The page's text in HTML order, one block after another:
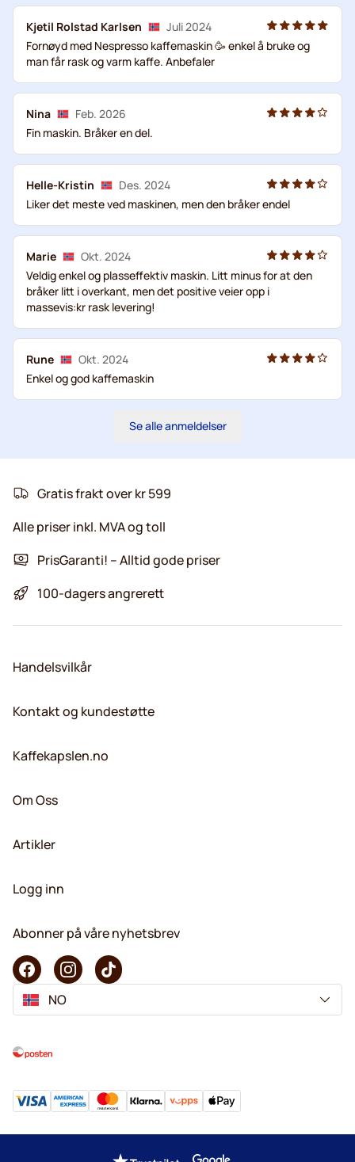
Kjetil Rolstad Karlsen
Juli 2024
Fornøyd med Nespresso kaffemaskin 🥳 enkel å bruke og
man får rask og varm kaffe. Anbefaler
Nina
Feb. 2026
Fin maskin. Bråker en del.
Helle-Kristin
Des. 2024
Liker det meste ved maskinen, men den bråker endel
Marie
Okt. 2024
Veldig enkel og plasseffektiv maskin. Litt minus for at den
bråker litt i overkant, men det positive veier opp i
massevis:kr rask levering!
Rune
Okt. 2024
Enkel og god kaffemaskin
Se alle anmeldelser
Gratis frakt over kr 599
Alle priser inkl. MVA og toll
PrisGaranti! – Alltid gode priser
100-dagers angrerett
Handelsvilkår
Kontakt og kundestøtte
Kaffekapslen.no
Om Oss
Artikler
Logg inn
Abonner på våre nyhetsbrev
NO